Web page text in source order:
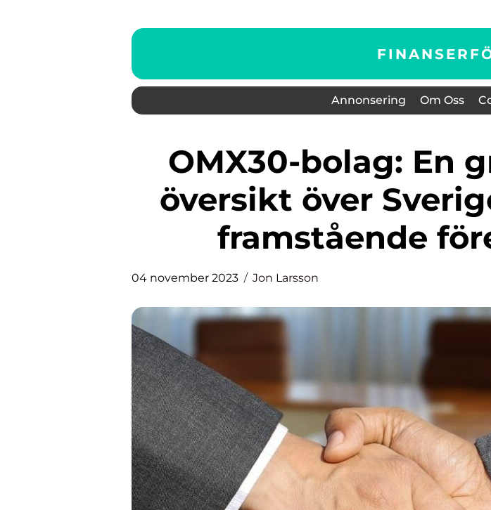
Annonsering Om Oss
OMX30-bolag: En grundlig
översikt över
framstående
04 november 2023 Jon Larsson